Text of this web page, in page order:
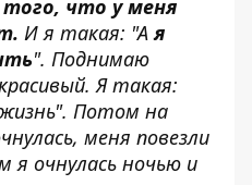
что у меня
И я такая: "Ая
". Поднимаю
Я такая:
Потом на
меня повезли
я очнулась ночью и